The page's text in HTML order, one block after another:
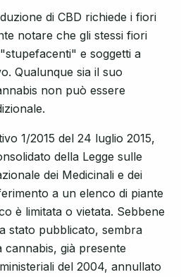
di CBD richiede i fiori
notare che gli stessi fiori
e soggetti a
Qualunque sia il suo
non può essere
1/2015 del 24 luglio 2015,
della Legge sulle
dei Medicinali e dei
a un elenco di piante
è limitata o vietata. Sebbene
stato pubblicato, sembra
già presente
del 2004, annullato